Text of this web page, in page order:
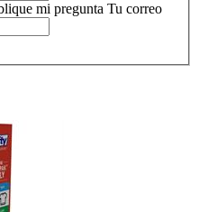
mi pregunta Tu correo